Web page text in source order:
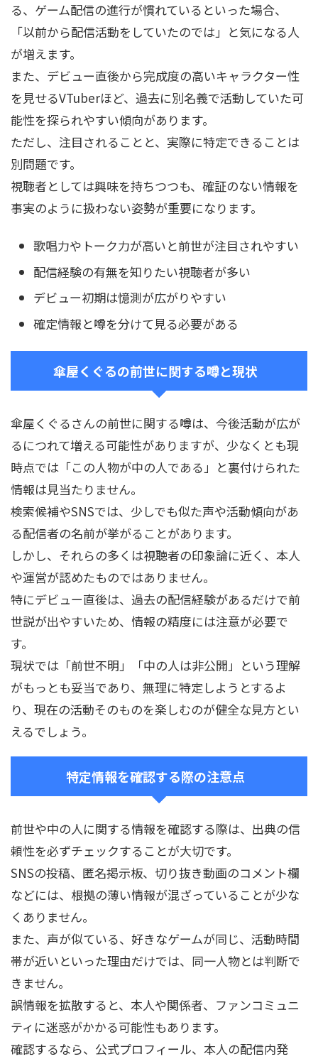
る、ゲーム配信の進行が慣れているといった場合、
「以前から配信活動をしていたのでは」と気になる人
が増えます。
また、デビュー直後から完成度の高いキャラクター性
を見せるVTuberほど、過去に別名義で活動していた可
能性を探られやすい傾向があります。
ただし、注目されることと、実際に特定できることは
別問題です。
視聴者としては興味を持ちつつも、確証のない情報を
事実のように扱わない姿勢が重要になります。
歌唱力やトーク力が高いと前世が注目されやすい
配信経験の有無を知りたい視聴者が多い
デビュー初期は憶測が広がりやすい
確定情報と噂を分けて見る必要がある
傘屋くぐるの前世に関する噂と現状
傘屋くぐるさんの前世に関する噂は、今後活動が広が
るにつれて増える可能性がありますが、少なくとも現
時点では「この人物が中の人である」と裏付けられた
情報は見当たりません。
検索候補やSNSでは、少しでも似た声や活動傾向があ
る配信者の名前が挙がることがあります。
しかし、それらの多くは視聴者の印象論に近く、本人
や運営が認めたものではありません。
特にデビュー直後は、過去の配信経験があるだけで前
世説が出やすいため、情報の精度には注意が必要で
す。
現状では「前世不明」「中の人は非公開」という理解
がもっとも妥当であり、無理に特定しようとするよ
り、現在の活動そのものを楽しむのが健全な見方とい
えるでしょう。
特定情報を確認する際の注意点
前世や中の人に関する情報を確認する際は、出典の信
頼性を必ずチェックすることが大切です。
SNSの投稿、匿名掲示板、切り抜き動画のコメント欄
などには、根拠の薄い情報が混ざっていることが少な
くありません。
また、声が似ている、好きなゲームが同じ、活動時間
帯が近いといった理由だけでは、同一人物とは判断で
きません。
誤情報を拡散すると、本人や関係者、ファンコミュニ
ティに迷惑がかかる可能性もあります。
確認するなら、公式プロフィール、本人の配信内発